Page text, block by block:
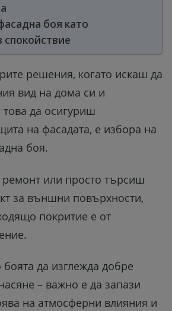
боя като
спокойствие
решения, когато искаш да
вид на дома си и
да осигуриш
на фасадата, е избора на
боя.
ремонт или просто търсиш
за външни повърхности,
покритие е от
да изглежда добре
– важно е да запази
на атмосферни влияния и